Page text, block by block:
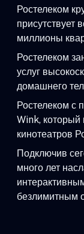
Ростелеком
присутствует
миллионы
Ростелеком
услуг
домашнего
Ростелеком с
Wink, который
кинотеатров
Подключив
много лет
безлимитным